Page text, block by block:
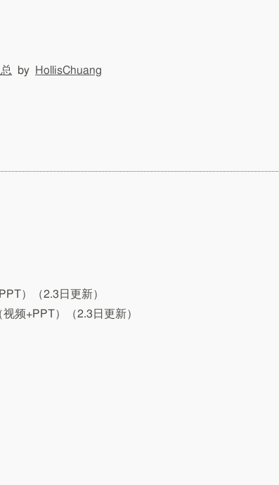
by
HollisChuang
）（2.3日更新）
视频+PPT）（2.3日更新）